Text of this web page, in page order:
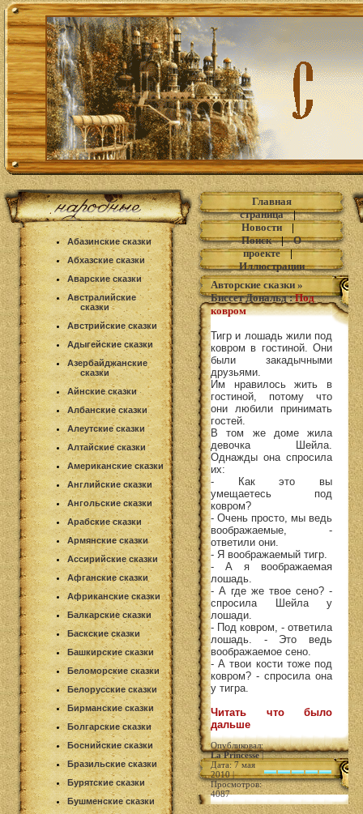
Абазинские сказки
Абхазские сказки
Аварские сказки
Австралийские
сказки
Австрийские сказки
Адыгейские сказки
Азербайджанские
сказки
Айнские сказки
Албанские сказки
Алеутские сказки
Алтайские сказки
Американские сказки
Английские сказки
Ангольские сказки
Арабские сказки
Армянские сказки
Ассирийские сказки
Афганские сказки
Африканские сказки
Балкарские сказки
Баскские сказки
Башкирские сказки
Беломорские сказки
Белорусские сказки
Бирманские сказки
Болгарские сказки
Боснийские сказки
Бразильские сказки
Бурятские сказки
Бушменские сказки
Главная
страница|
Новости|
Поиск|О
проекте|
Иллюстрации
Авторские сказки »
Биссет Дональд:Под
ковром
Тигр и лошадь жили под
ковром в гостиной. Они
были закадычными
друзьями.
Им нравилось жить в
гостиной, потому что
они любили принимать
гостей.
В том же доме жила
девочка Шейла.
Однажды она спросила
их:
- Как это вы
умещаетесь под
ковром?
- Очень просто, мы ведь
воображаемые, -
ответили они.
- Я воображаемый тигр.
- А я воображаемая
лошадь.
- А где же твое сено? -
спросила Шейла у
лошади.
- Под ковром, - ответила
лошадь. - Это ведь
воображаемое сено.
- А твои кости тоже под
ковром? - спросила она
у тигра.
Читать что было
дальше
Опубликовал:
La Princesse|
Дата: 7 мая
2010 |
Просмотров:
4087